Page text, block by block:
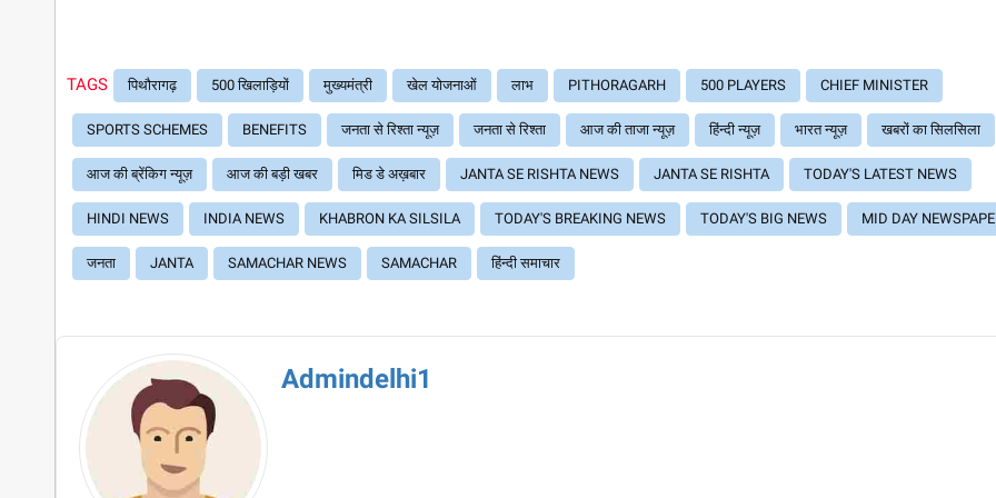
TAGS पिथौरागढ़ 500 खिलाड़ियों मुख्यमंत्री खेल योजनाओं लाभ PITHORAGARH 500 PLAYERS CHIEF MINISTER
SPORTS SCHEMES BENEFITS जनता से रिश्ता न्यूज़ जनता से रिश्ता आज की ताजा न्यूज़ हिंन्दी न्यूज़ भारत न्यूज़ खबरों का सिलसिला
आज की ब्रेंकिग न्यूज़ आज की बड़ी खबर मिड डे अख़बार JANTA SE RISHTA NEWS JANTA SE RISHTA TODAY'S LATEST NEWS
HINDI NEWS INDIA NEWS KHABRON KA SILSILA TODAY'S BREAKING NEWS TODAY'S BIG NEWS MID DAY
जनता JANTA SAMACHAR NEWS SAMACHAR हिंन्दी समाचार
Admindelhi1